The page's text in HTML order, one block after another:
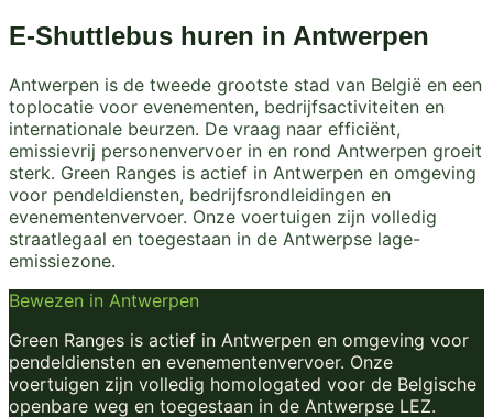
E-Shuttlebus huren in Antwerpen
Antwerpen is de tweede grootste stad van België en een
toplocatie voor evenementen, bedrijfsactiviteiten en
internationale beurzen. De vraag naar efficiënt,
emissievrij personenvervoer in en rond Antwerpen groeit
sterk. Green Ranges is actief in Antwerpen en omgeving
voor pendeldiensten, bedrijfsrondleidingen en
evenementenvervoer. Onze voertuigen zijn volledig
straatlegaal en toegestaan in de Antwerpse lage-
emissiezone.
Bewezen in Antwerpen
Green Ranges is actief in Antwerpen en omgeving voor
pendeldiensten en evenementenvervoer. Onze
voertuigen zijn volledig homologated voor de Belgische
openbare weg en toegestaan in de Antwerpse LEZ.